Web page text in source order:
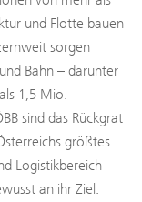
und Flotte bauen
sorgen
Bahn – darunter
1,5 Mio.
sind das Rückgrat
größtes
Logistikbereich
an ihr Ziel.